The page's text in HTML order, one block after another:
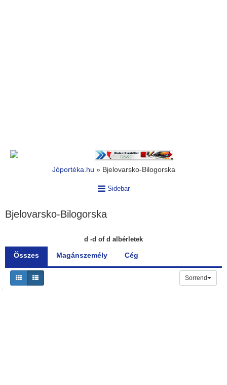
Jóportéka.hu » Bjelovarsko-Bilogorska
Sidebar
Bjelovarsko-Bilogorska
d -d of d albérletek
Összes Magánszemély Cég
Sorrend